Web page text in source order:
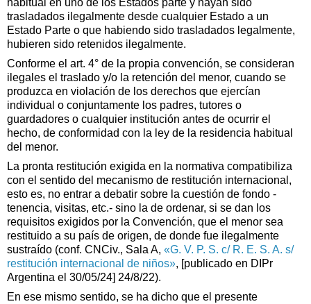
habitual en uno de los Estados parte y hayan sido
trasladados ilegalmente desde cualquier Estado a un
Estado Parte o que habiendo sido trasladados legalmente,
hubieren sido retenidos ilegalmente.
Conforme el art. 4° de la propia convención, se consideran
ilegales el traslado y/o la retención del menor, cuando se
produzca en violación de los derechos que ejercían
individual o conjuntamente los padres, tutores o
guardadores o cualquier institución antes de ocurrir el
hecho, de conformidad con la ley de la residencia habitual
del menor.
La pronta restitución exigida en la normativa compatibiliza
con el sentido del mecanismo de restitución internacional,
esto es, no entrar a debatir sobre la cuestión de fondo -
tenencia, visitas, etc.- sino la de ordenar, si se dan los
requisitos exigidos por la Convención, que el menor sea
restituido a su país de origen, de donde fue ilegalmente
sustraído (conf. CNCiv., Sala A, «G. V. P. S. c/ R. E. S. A. s/
restitución internacional de niños», [publicado en DIPr
Argentina el 30/05/24] 24/8/22).
En ese mismo sentido, se ha dicho que el presente